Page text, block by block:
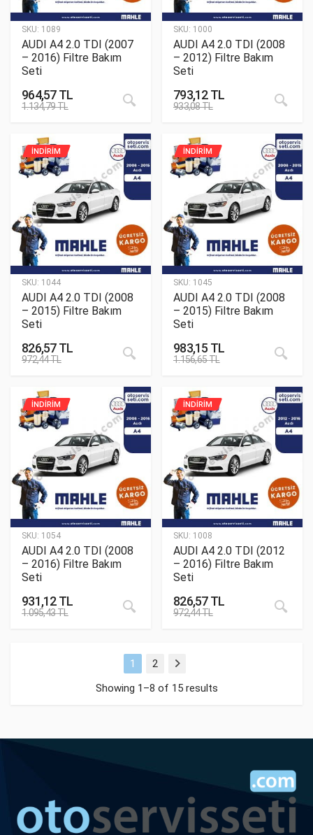
SKU: 1089
AUDI A4 2.0 TDI (2007
– 2016) Filtre Bakım
Seti
964,57TL
1.134,79TL
SKU: 1000
AUDI A4 2.0 TDI (2008
– 2012) Filtre Bakım
Seti
793,12TL
933,08TL
SKU: 1044
İNDİRİM
AUDI A4 2.0 TDI (2008
– 2015) Filtre Bakım
Seti
826,57TL
972,44TL
SKU: 1045
İNDİRİM
AUDI A4 2.0 TDI (2008
– 2015) Filtre Bakım
Seti
983,15 TL
1.156,65TL
SKU: 1054
İNDİRİM
AUDI A4 2.0 TDI (2008
– 2016) Filtre Bakım
Seti
931,12TL
1.095,43TL
SKU: 1008
İNDİRİM
AUDI A4 2.0 TDI (2012
– 2016) Filtre Bakım
Seti
826,57TL
972,44TL
1 2
Next
Showing 1–8 of 15 results